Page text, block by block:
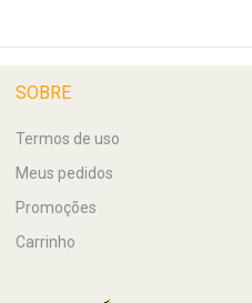
SOBRE
Termos de uso
Meus pedidos
Promoções
Carrinho